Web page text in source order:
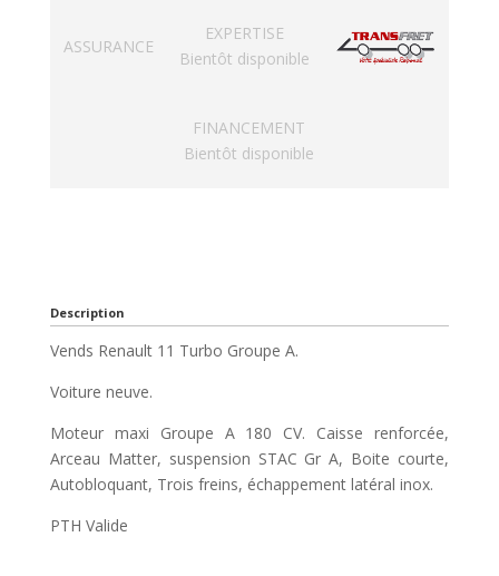
ASSURANCE
EXPERTISE
Bientôt disponible
FINANCEMENT
Bientôt disponible
Description
Vends Renault 11 Turbo Groupe A.
Voiture neuve.
Moteur maxi Groupe A 180 CV. Caisse renforcée,
Arceau Matter, suspension STAC Gr A, Boite courte,
Autobloquant, Trois freins, échappement latéral inox.
PTH Valide